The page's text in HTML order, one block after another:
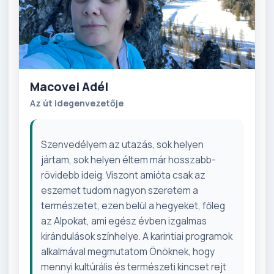
Macovei Adél
Az út idegenvezetője
Szenvedélyem az utazás, sok helyen
jártam, sok helyen éltem már hosszabb-
rövidebb ideig. Viszont amióta csak az
eszemet tudom nagyon szeretem a
természetet, ezen belül a hegyeket, főleg
az Alpokat, ami egész évben izgalmas
kirándulások színhelye. A karintiai programok
alkalmával megmutatom Önöknek, hogy
mennyi kultúrális és természeti kincset rejt